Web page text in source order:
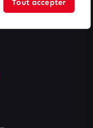
Tout accepter